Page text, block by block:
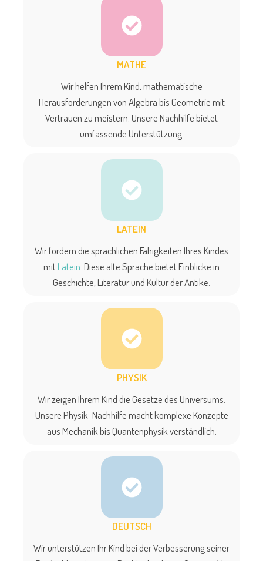
MATHE
Wir helfen Ihrem Kind, mathematische
Herausforderungen von Algebra bis Geometrie mit
Vertrauen zu meistern. Unsere Nachhilfe bietet
umfassende Unterstützung.
LATEIN
Wir fördern die sprachlichen Fähigkeiten Ihres Kindes
mitLatein. Diese alte Sprache bietet Einblicke in
Geschichte, Literatur und Kultur der Antike.
PHYSIK
Wir zeigen Ihrem Kind die Gesetze des Universums.
Unsere Physik-Nachhilfe macht komplexe Konzepte
aus Mechanik bis Quantenphysik verständlich.
DEUTSCH
Wir unterstützen Ihr Kind bei der Verbesserung seiner